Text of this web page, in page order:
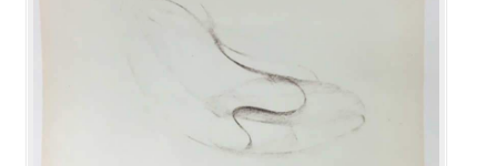
Video Laboratorio Acca
Una sera con Laboratorio AccA